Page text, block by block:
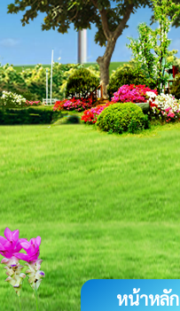
หน้าหลัก